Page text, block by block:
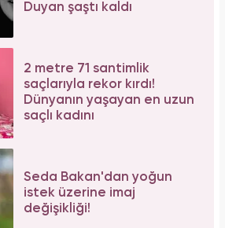
Duyan şaştı kaldı
2 metre 71 santimlik
saçlarıyla rekor kırdı!
Dünyanın yaşayan en uzun
saçlı kadını
Seda Bakan'dan yoğun
istek üzerine imaj
değişikliği!